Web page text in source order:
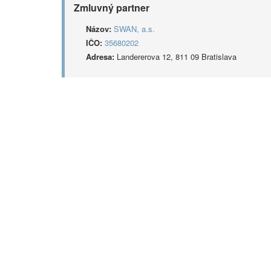
Zmluvný partner
Názov: SWAN, a.s.
IČO: 35680202
Adresa: Landererova 12, 811 09 Bratislava